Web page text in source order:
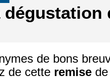
dégustation
de bons
de cette remise